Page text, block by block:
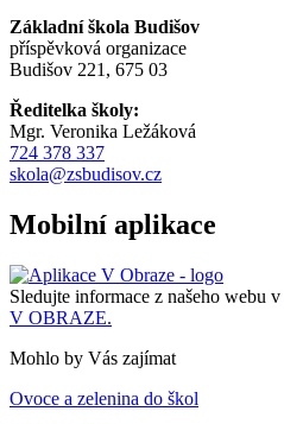
Základní škola Budišov
příspěvková organizace
Budišov 221, 675 03
Ředitelka školy:
Mgr. Veronika Ležáková
724 378 337
skola@zsbudisov.cz
Mobilní aplikace
Sledujte informace z našeho webu v
V OBRAZE.
Mohlo by Vás zajímat
Ovoce a zelenina do škol